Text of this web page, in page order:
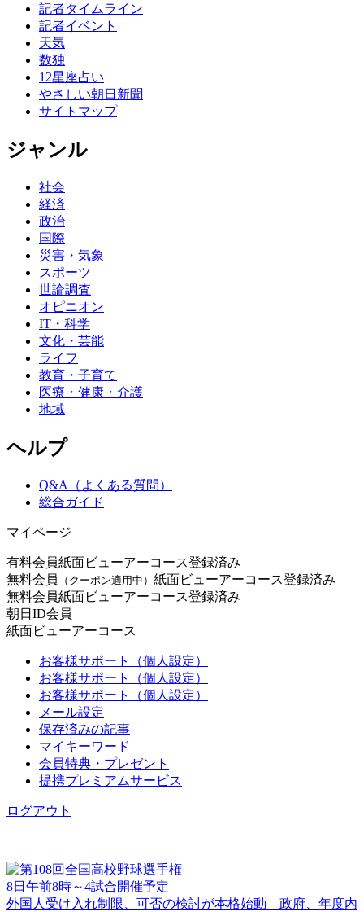
記者タイムライン
記者イベント
天気
数独
12星座占い
やさしい朝日新聞
サイトマップ
ジャンル
社会
経済
政治
国際
災害・気象
スポーツ
世論調査
オピニオン
IT・科学
文化・芸能
ライフ
教育・子育て
医療・健康・介護
地域
ヘルプ
Q&A（よくある質問）
総合ガイド
マイページ
有料会員紙面ビューアーコース登録済み
無料会員
（クーポン適用中） 紙面ビューアーコース登録済み
無料会員紙面ビューアーコース登録済み
朝日ID会員
紙面ビューアーコース
お客様サポート（個人設定）
お客様サポート（個人設定）
お客様サポート（個人設定）
メール設定
保存済みの記事
マイキーワード
会員特典・プレゼント
提携プレミアムサービス
ログアウト
8日午前8時～4試合開催予定
外国人受け入れ制限、可否の検討が本格始動 政府、年度内